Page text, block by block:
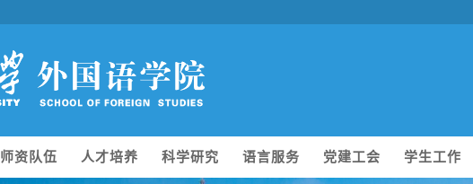
师资队伍 人才培养 科学研究 语言服务 党建工会 学生工作